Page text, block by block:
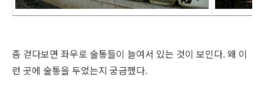
좀 걷다보면 좌우로 술통들이 늘여서 있는 것이 보인다. 왜 이
런 곳에 술통을 두었는지 궁금했다.